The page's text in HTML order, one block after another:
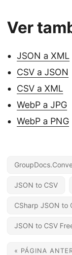
Ver
JSON a XML
CSV a JSON
CSV a XML
WebP a JPG
WebP a PNG
JSON to CSV
CSharp JSON to
JSON to CSV
« PÁGINA